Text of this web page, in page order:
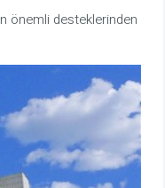
önemli desteklerinden